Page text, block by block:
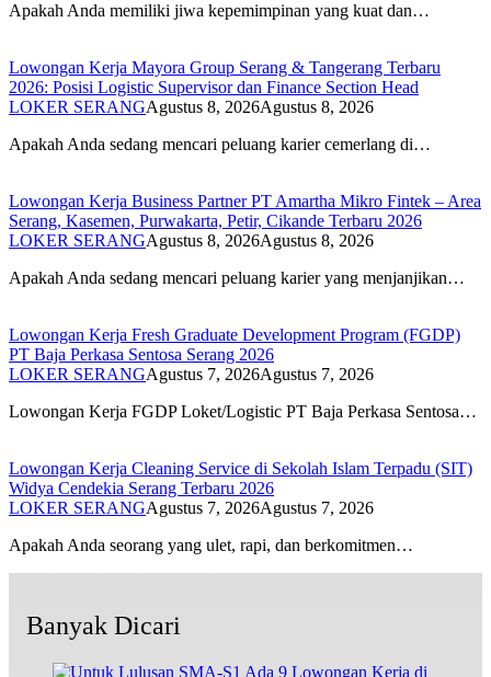
Apakah Anda memiliki jiwa kepemimpinan yang kuat dan…
Lowongan Kerja Mayora Group Serang & Tangerang Terbaru
2026: Posisi Logistic Supervisor dan Finance Section Head
LOKER SERANGAgustus 8, 2026Agustus 8, 2026
Apakah Anda sedang mencari peluang karier cemerlang di…
Lowongan Kerja Business Partner PT Amartha Mikro Fintek – Area
Serang, Kasemen, Purwakarta, Petir, Cikande Terbaru 2026
LOKER SERANGAgustus 8, 2026Agustus 8, 2026
Apakah Anda sedang mencari peluang karier yang menjanjikan…
Lowongan Kerja Fresh Graduate Development Program (FGDP)
PT Baja Perkasa Sentosa Serang 2026
LOKER SERANGAgustus 7, 2026Agustus 7, 2026
Lowongan Kerja FGDP Loket/Logistic PT Baja Perkasa Sentosa…
Lowongan Kerja Cleaning Service di Sekolah Islam Terpadu (SIT)
Widya Cendekia Serang Terbaru 2026
LOKER SERANGAgustus 7, 2026Agustus 7, 2026
Apakah Anda seorang yang ulet, rapi, dan berkomitmen…
Banyak Dicari